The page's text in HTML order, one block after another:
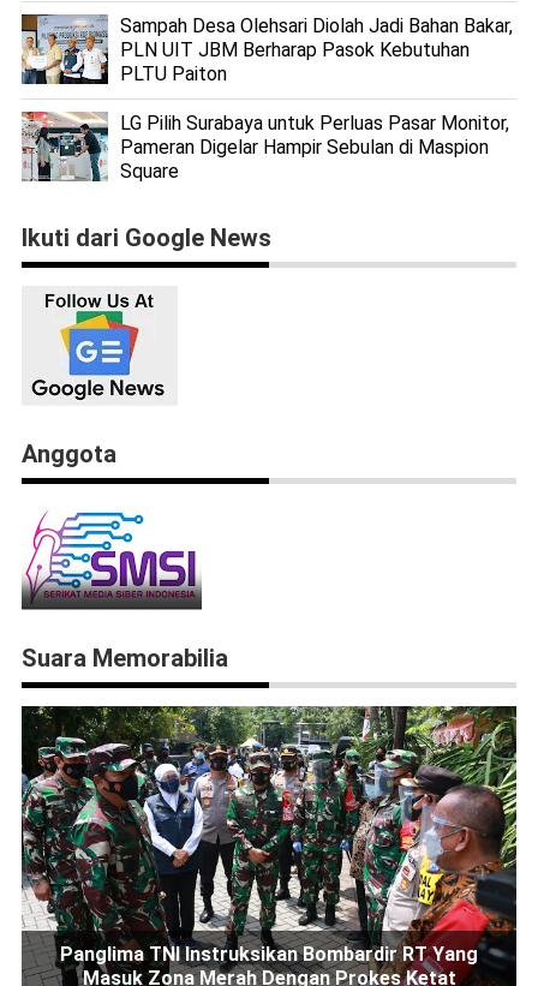
Sampah Desa Olehsari Diolah Jadi Bahan Bakar,
PLN UIT JBM Berharap Pasok Kebutuhan
PLTU Paiton
LG Pilih Surabaya untuk Perluas Pasar Monitor,
Pameran Digelar Hampir Sebulan di Maspion
Square
Ikuti dari Google News
Anggota
Suara Memorabilia
Panglima TNI Instruksikan Bombardir RT Yang
Masuk Zona Merah Dengan Prokes Ketat